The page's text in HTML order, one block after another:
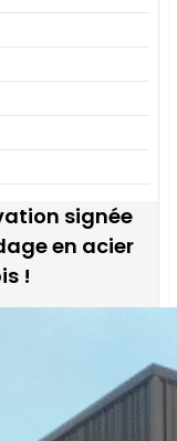
signée
en acier
!